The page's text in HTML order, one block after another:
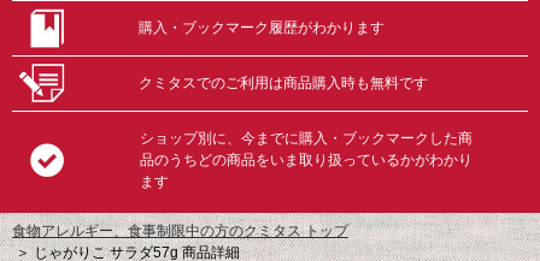
購入・ブックマーク履歴がわかります
クミタスでのご利用は商品購入時も無料です
ショップ別に、今までに購入・ブックマークした商
品のうちどの商品をいま取り扱っているかがわかり
ます
食物アレルギー、食事制限中の方のクミタス トップ
＞じゃがりこ サラダ57g 商品詳細